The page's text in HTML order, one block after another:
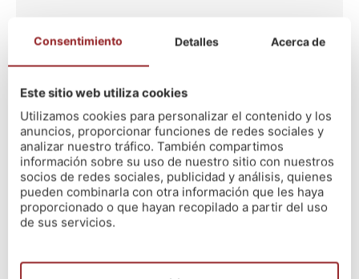
Dar el paso, no tiene edad
Consentimiento Detalles Acerca de
Este sitio web utiliza cookies
Utilizamos cookies para personalizar el contenido y los
anuncios, proporcionar funciones de redes sociales y
analizar nuestro tráfico. También compartimos
información sobre su uso de nuestro sitio con nuestros
socios de redes sociales, publicidad y análisis, quienes
pueden combinarla con otra información que les haya
proporcionado o que hayan recopilado a partir del uso
de sus servicios.